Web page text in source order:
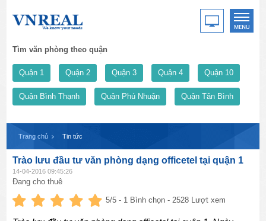
Tìm văn phòng theo quận
Quận 1 Quận 2 Quận 3 Quận 4 Quận 10
Quận Bình Thạnh Quận Phú Nhuận Quận Tân Bình
Trang chủ Tin tức
Trào lưu đầu tư văn phòng dạng officetel tại quận 1
14-04-2016 09:45:26
Đang cho thuê
5/5 - 1 Bình chọn - 2528 Lượt xem